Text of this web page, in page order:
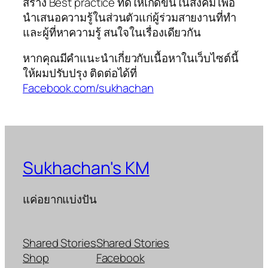
นำเสนอความรู้ในส่วนตัวแก่ผู้ร่วมสายงานที่ทำ
และผู้ที่หาความรู้ สนใจในเรื่องเดียวกัน
หากคุณมีคำแนะนำเกี่ยวกับเนื้อหาในเว็บไซต์นี้
ให้ผมปรับปรุง ติดต่อได้ที่
Facebook.com/sukhachan
Sukhachan's KM
แค่อยากแบ่งปัน
Shared Stories
Shop
Shared Stories
Facebook